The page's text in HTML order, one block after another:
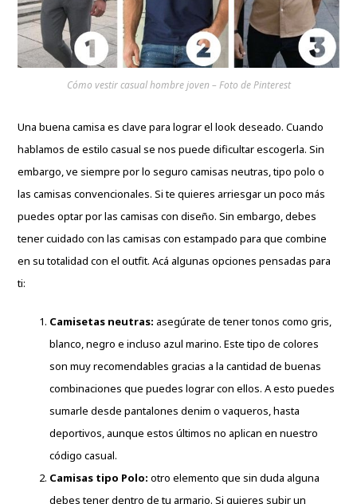
Cómo vestir casual hombre joven – Foto de Pinterest
Una buena camisa es clave para lograr el look deseado. Cuando
hablamos de estilo casual se nos puede dificultar escogerla. Sin
embargo, ve siempre por lo seguro camisas neutras, tipo polo o
las camisas convencionales. Si te quieres arriesgar un poco más
puedes optar por las camisas con diseño. Sin embargo, debes
tener cuidado con las camisas con estampado para que combine
en su totalidad con el outfit. Acá algunas opciones pensadas para
ti:
Camisetas neutras: asegúrate de tener tonos como gris,
blanco, negro e incluso azul marino. Este tipo de colores
son muy recomendables gracias a la cantidad de buenas
combinaciones que puedes lograr con ellos. A esto puedes
sumarle desde pantalones denim o vaqueros, hasta
deportivos, aunque estos últimos no aplican en nuestro
código casual.
Camisas tipo Polo: otro elemento que sin duda alguna
debes tener dentro de tu armario. Si quieres subir un